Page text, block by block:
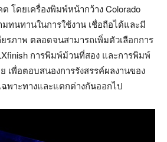
โดยเครื่องพิมพ์หน้ากว้าง Colorado
ทนทานในการใช้งาน เชื่อถือได้และมี
รภาพ ตลอดจนสามารถเพิ่มตัวเลือกการ
การพิมพ์ม้วนที่สอง และการพิมพ์
เพื่อตอบสนองการรังสรรค์ผลงานของ
พาะทางและแตกต่างกันออกไป